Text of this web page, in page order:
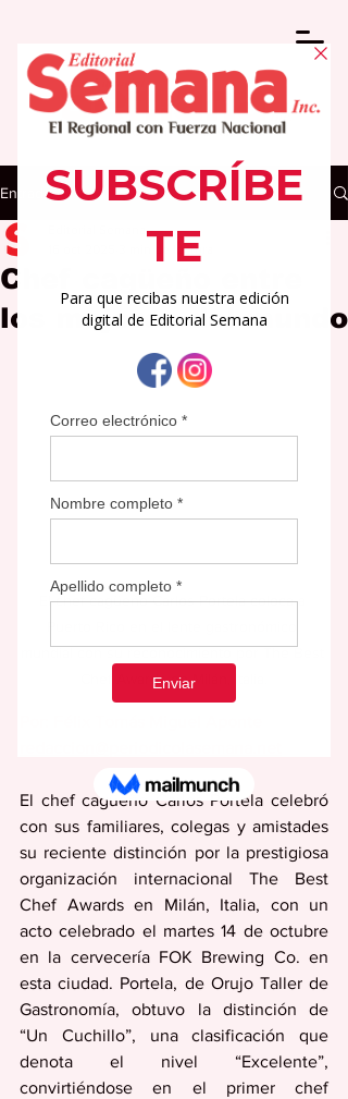
Entrada
Chef cagüeño entre
los mejores del mundo
3 min de lectura
El chef cagüeño Carlos Portela coloca a
mundial con su reconocimiento por The Best
Chef Awards en Milán, Italia.
El chef cagüeño Carlos Portela celebró
con sus familiares, colegas y amistades
su reciente distinción por la prestigiosa
organización internacional The Best
Chef Awards en Milán, Italia, con un
acto celebrado el martes 14 de octubre
en la cervecería FOK Brewing Co. en
esta ciudad. Portela, de Orujo Taller de
Gastronomía, obtuvo la distinción de
“Un Cuchillo”, una clasificación que
denota el nivel “Excelente”,
convirtiéndose en el primer chef